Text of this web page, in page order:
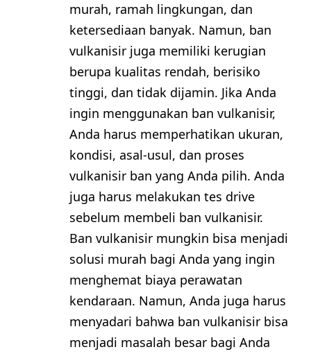
murah, ramah lingkungan, dan
ketersediaan banyak. Namun, ban
vulkanisir juga memiliki kerugian
berupa kualitas rendah, berisiko
tinggi, dan tidak dijamin. Jika Anda
ingin menggunakan ban vulkanisir,
Anda harus memperhatikan ukuran,
kondisi, asal-usul, dan proses
vulkanisir ban yang Anda pilih. Anda
juga harus melakukan tes drive
sebelum membeli ban vulkanisir.
Ban vulkanisir mungkin bisa menjadi
solusi murah bagi Anda yang ingin
menghemat biaya perawatan
kendaraan. Namun, Anda juga harus
menyadari bahwa ban vulkanisir bisa
menjadi masalah besar bagi Anda